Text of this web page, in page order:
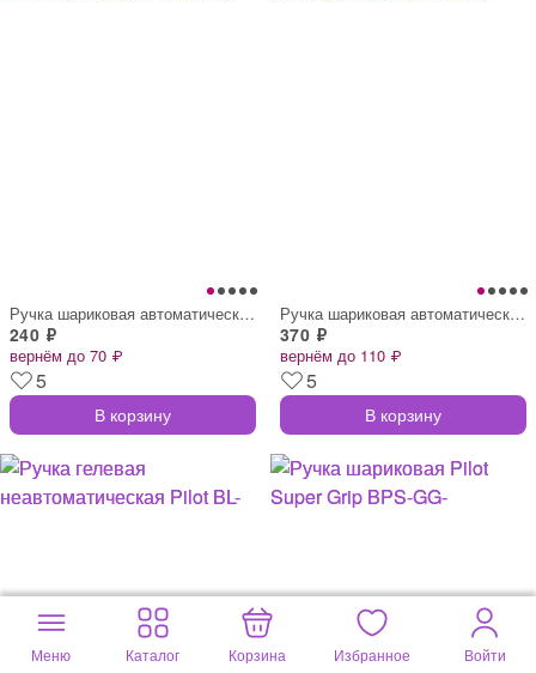
Ручка шариковая автоматическая Pilot BPR
240 ₽
вернём до 70 ₽
5
В корзину
Ручка шариковая автоматическая Pilot Acr
370 ₽
вернём до 110 ₽
5
В корзину
Меню Каталог Корзина Избранное Войти